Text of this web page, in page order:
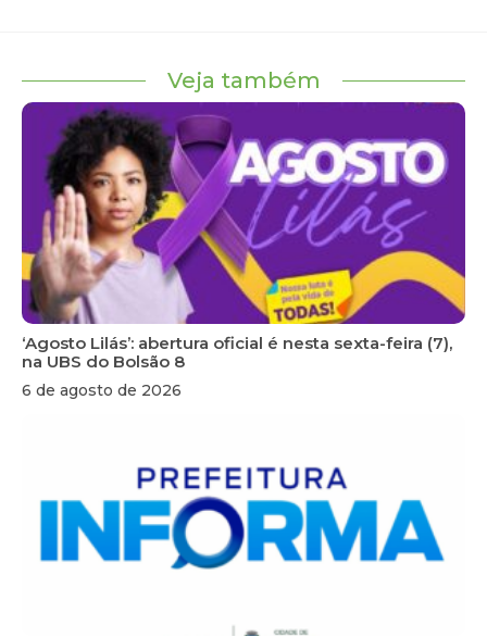
Veja também
‘Agosto Lilás’: abertura oficial é nesta sexta-feira (7),
na UBS do Bolsão 8
6 de agosto de 2026